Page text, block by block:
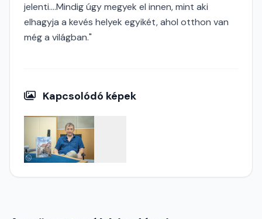
jelenti....Mindig úgy megyek el innen, mint aki
elhagyja a kevés helyek egyikét, ahol otthon van
még a világban."
Kapcsolódó képek